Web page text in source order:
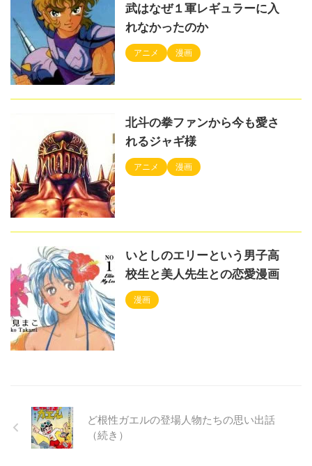
武はなぜ１軍レギュラーに入
れなかったのか
アニメ 漫画
北斗の拳ファンから今も愛さ
れるジャギ様
アニメ 漫画
いとしのエリーという男子高
校生と美人先生との恋愛漫画
漫画
ど根性ガエルの登場人物たちの思い出話
（続き）